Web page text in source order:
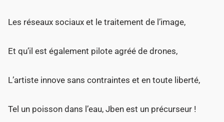
Les réseaux sociaux et le traitement de l’image,
Et qu’il est également pilote agréé de drones,
L’artiste innove sans contraintes et en toute liberté,
Tel un poisson dans l’eau, Jben est un précurseur !